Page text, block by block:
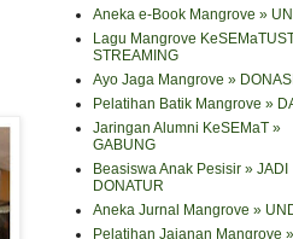
Aneka e-Book Mangrove »
Lagu Mangrove
STREAMING
Ayo Jaga Mangrove »
Pelatihan Batik Mangrove »
Jaringan Alumni KeSEMaT »
GABUNG
Beasiswa Anak Pesisir » JADI
DONATUR
Aneka Jurnal Mangrove »
Pelatihan Jajanan Mangrove »